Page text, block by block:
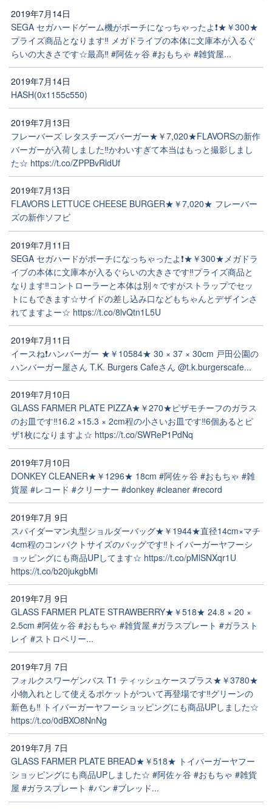
2019年7月14日
SEGA セガハードゲーム機がポーチになっちゃったよ❗★￥300★
プライズ商品となります‼️ メガドライブの本体に文庫本が入るぐ
らいの大きさです☆最高‼️ #阿佐ヶ谷 #おもちゃ #雑貨屋...
2019年7月14日
HASH(0x1155c550)
2019年7月13日
フレーバーズ レタスチーズバーガー★￥7,020★FLAVORSの新作
バーガーが入荷しました‼️かわいすぎて本当はもっと撮影しまし
た☆ https://t.co/ZPPBvRldUf
2019年7月13日
FLAVORS LETTUCE CHEESE BURGER★￥7,020★ フレーバー
ズの新作ソフビ
2019年7月11日
SEGA セガハードがポーチになっちゃったよ❗★￥300★メガドラ
イブの本体に文庫本が入るぐらいの大きさです‼️プライズ商品と
なります‼️コントローラーと本体は別々ですがストラップでセッ
トにもできます☆サイドの差し込み口などもちゃんとデザインさ
れてますよー☆ https://t.co/8lvQtn1L5U
2019年7月11日
イースね❗ハンバーガー ★￥10584★ 30 × 37 × 30cm 戸田公園の
ハンバーガー屋さん T.K. Burgers Cafeさん @t.k.burgerscafe...
2019年7月10日
GLASS FARMER PLATE PIZZA★￥270★ピザモチーフのガラス
のお皿です‼️16.2 ×15.3 × 2cm程の小さいお皿です‼️6個あるとピ
ザ1枚になりますよ☆ https://t.co/SWReP1PdNq
2019年7月10日
DONKEY CLEANER★￥1296★ 18cm #阿佐ヶ谷 #おもちゃ #雑
貨屋 #レコード #クリーナー #donkey #cleaner #record
2019年7月 9日
スパイダーマン丸型ショルダーバッグ★￥1944★直径14cm×マチ
4cm程のコンパクトサイズのバッグです‼️トイバーガーヤフーシ
ョッピングにも商品UPしてます☆ https://t.co/pMlSNXqr1U
https://t.co/b20jukgbMi
2019年7月 9日
GLASS FARMER PLATE STRAWBERRY★￥518★ 24.8 × 20 ×
2.5cm #阿佐ヶ谷 #おもちゃ #雑貨屋 #ガラスプレート #ガラスト
レイ #ストロベリー...
2019年7月 7日
フォルクスワーゲンバス T1 ティッシュケースプラス★￥3780★
小物入れとして使えるポケットがついて再登場です‼️グリーンの
新色も‼️ トイバーガーヤフーショッピングにも商品UPしました☆
https://t.co/0dBXO8NnNg
2019年7月 7日
GLASS FARMER PLATE BREAD★￥518★ トイバーガーヤフー
ショッピングにも商品UPしました☆ #阿佐ヶ谷 #おもちゃ #雑貨
屋 #ガラスプレート #パン #ブレッド...